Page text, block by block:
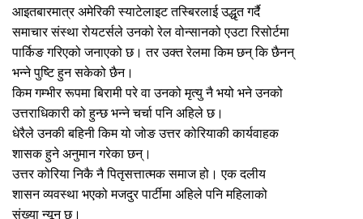
आइतबारमात्र अमेरिकी स्याटेलाइट तस्बिरलाई उद्धृत गर्दै
समाचार संस्था रोयटर्सले उनको रेल वोन्सानको एउटा रिसोर्टमा
पार्किङ गरिएको जनाएको छ। तर उक्त रेलमा किम छन् कि छैनन्
भन्ने पुष्टि हुन सकेको छैन।
किम गम्भीर रूपमा बिरामी परे वा उनको मृत्यु नै भयो भने उनको
उत्तराधिकारी को हुन्छ भन्ने चर्चा पनि अहिले छ।
धेरैले उनकी बहिनी किम यो जोङ उत्तर कोरियाकी कार्यवाहक
शासक हुने अनुमान गरेका छन्।
उत्तर कोरिया निकै नै पितृसत्तात्मक समाज हो। एक दलीय
शासन व्यवस्था भएको मजदुर पार्टीमा अहिले पनि महिलाको
संख्या न्यून छ।